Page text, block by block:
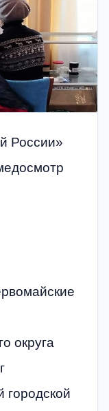
России»
округа
городской